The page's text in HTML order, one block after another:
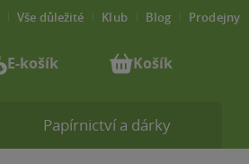
Papírnictví a dárky
Vše důležité Klub Blog Prodejny
E-košík Košík